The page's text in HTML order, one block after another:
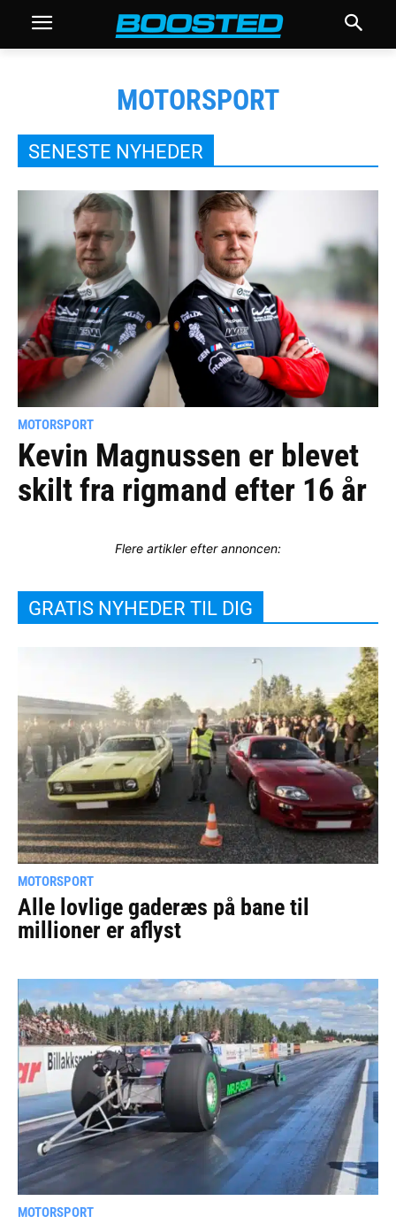
MOTORSPORT
SENESTE NYHEDER
MOTORSPORT
Kevin Magnussen er blevet
skilt fra rigmand efter 16 år
Flere artikler efter annoncen:
GRATIS NYHEDER TIL DIG
MOTORSPORT
Alle lovlige gaderæs på bane til
millioner er aflyst
MOTORSPORT